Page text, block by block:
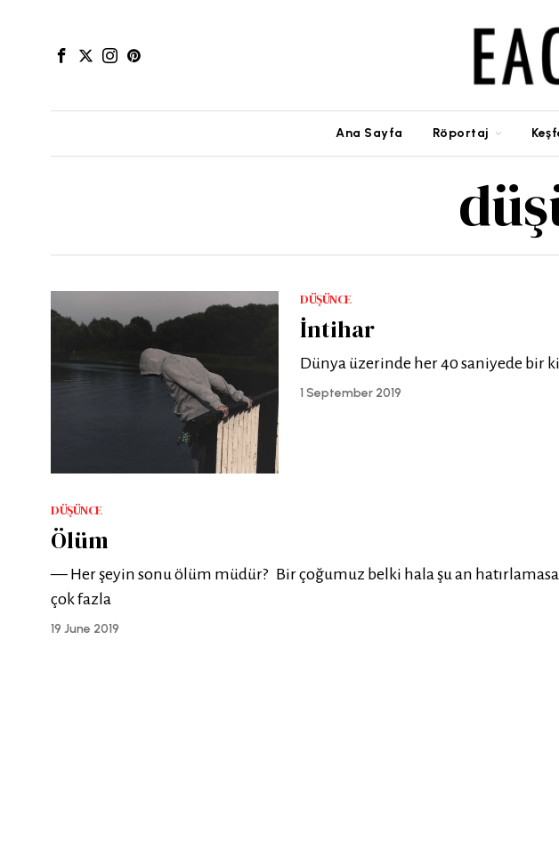
Ana Sayfa Röportaj
DÜŞÜNCE
İntihar
Dünya üzerinde her 40 saniyede bir
1 September 2019
DÜŞÜNCE
Ölüm
— Her şeyin sonu ölüm müdür? Bir çoğumuz belki hala şu an
çok fazla
19 June 2019